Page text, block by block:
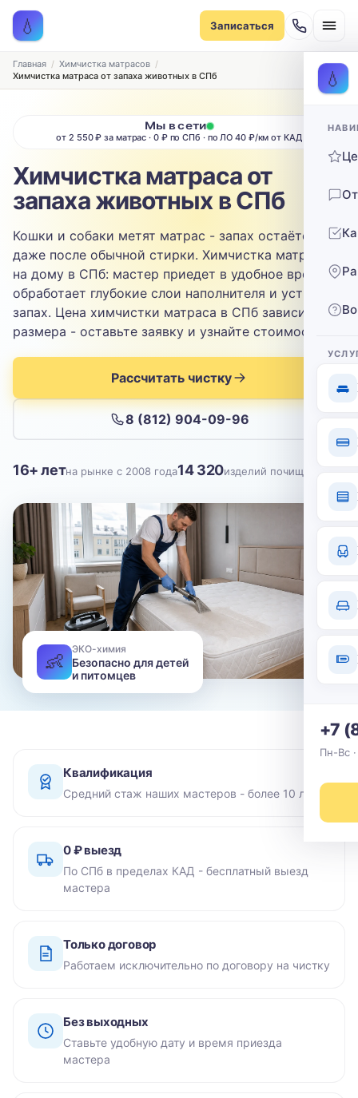
💧 Записаться
Записаться на химчистку
Рассчитаем стоимость и подберём удобное время
ТИП МЕБЕЛИ
ТИП ОБИВКИ
Выберите ткань…
ЗАГРЯЗНЕНИЕ
Выберите загрязнение…
ТЕЛЕФОН
Отправить
Нажимая кнопку, вы соглашаетесь сполитикой конфиденциальности
💧
+7
Пн-Вс
Главная
Химчистка матрасов
Химчистка матраса от запаха животных в СПб
Мы в сети
от 2 550 ₽ за матрас · 0 ₽ по СПб · по ЛО 40 ₽/км от КАД
Химчистка матраса от
запаха животных в СПб
Кошки и собаки метят матрас - запах остаётся
даже после обычной стирки. Химчистка матраса
на дому в СПб: мастер приедет в удобное время,
обработает глубокие слои наполнителя и устранит
запах. Цена химчистки матраса в СПб зависит от
размера - оставьте заявку и узнайте стоимость.
Рассчитать чистку
8 (812) 904-09-96
16+ летна рынке с 2008 года14 320изделий почищено
👶
ЭКО-химия
Безопасно для детей
и питомцев
Квалификация
Средний стаж наших мастеров - более 10 лет
0 ₽ выезд
По СПб в пределах КАД - бесплатный выезд
мастера
Только договор
Работаем исключительно по договору на чистку
Без выходных
Ставьте удобную дату и время приезда
мастера